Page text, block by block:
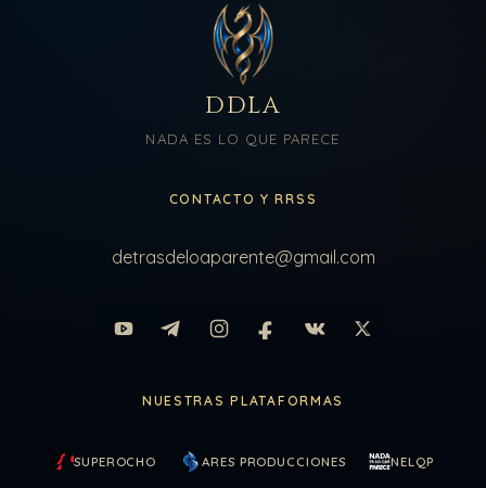
DDLA
NADA ES LO QUE PARECE
CONTACTO Y RRSS
detrasdeloaparente@gmail.com
NUESTRAS PLATAFORMAS
SUPEROCHO ARES PRODUCCIONES NELQP